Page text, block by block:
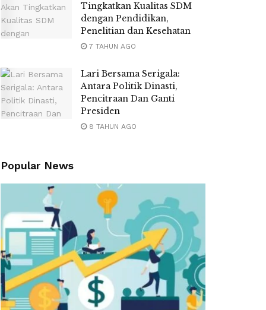
Tingkatkan Kualitas SDM
dengan Pendidikan,
Penelitian dan Kesehatan
7 TAHUN AGO
Lari Bersama Serigala:
Antara Politik Dinasti,
Pencitraan Dan Ganti
Presiden
8 TAHUN AGO
Popular News